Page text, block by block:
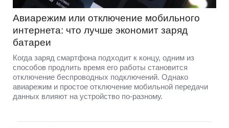
Авиарежим или отключение мобильного
интернета: что лучше экономит заряд
батареи
Когда заряд смартфона подходит к концу, одним из
способов продлить время его работы становится
отключение беспроводных подключений. Однако
авиарежим и простое отключение мобильной передачи
данных влияют на устройство по-разному.